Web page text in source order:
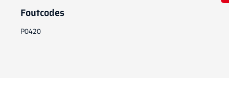
Foutcodes
P0420